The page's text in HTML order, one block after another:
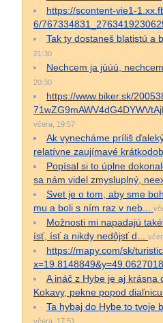
https://scontent-vie1-
6/
Tak ty dostaneš blatistú a
21:30
Nechcem ja júúú,
20:30
https://www.biker.sk/
včera, 19:57
Ak vynecháme príliš
relatívne zaujímavé
Popísal si to úplne
sa nám videl zmysluplný,
Svet je o tom, aby sme
mu a boli s ním raz v neb...
Možnosti mi napadajú
ísť, ísť a nikdy nedôjsť d...
https://mapy.com/sk/
A ináč z Hybe je aj krásna
Kokavy, pekne popod
Ta hybaj do Hybe to tvoje
včera, 17:51